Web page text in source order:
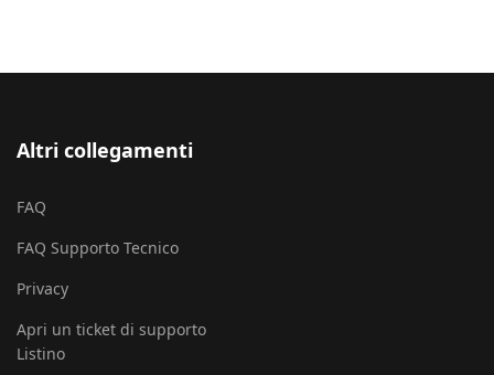
Altri collegamenti
FAQ
FAQ Supporto Tecnico
Privacy
Apri un ticket di supporto
Listino